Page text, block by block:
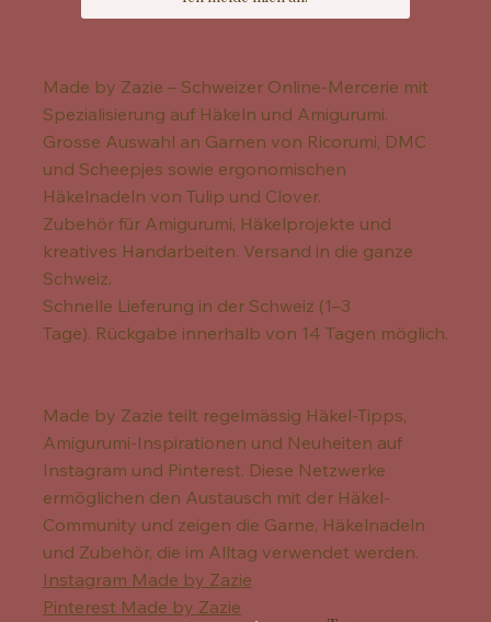
Made by Zazie – Schweizer Online-Mercerie mit
Spezialisierung auf Häkeln und Amigurumi.
Grosse Auswahl an Garnen von Ricorumi, DMC
und Scheepjes sowie ergonomischen
Häkelnadeln von Tulip und Clover.
Zubehör für Amigurumi, Häkelprojekte und
kreatives Handarbeiten. Versand in die ganze
Schweiz.
Schnelle Lieferung in der Schweiz (1–3
Tage). Rückgabe innerhalb von 14 Tagen möglich.
Made by Zazie teilt regelmässig Häkel-Tipps,
Amigurumi-Inspirationen und Neuheiten auf
Instagram und Pinterest. Diese Netzwerke
ermöglichen den Austausch mit der Häkel-
Community und zeigen die Garne, Häkelnadeln
und Zubehör, die im Alltag verwendet werden.
Instagram Made by Zazie
Pinterest Made by Zazie